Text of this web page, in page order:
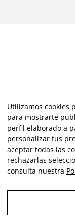
Utilizamos cookies
para mostrarte
perfil elaborado a
personalizar tus
aceptar todas las
rechazarlas
consulta nuestra